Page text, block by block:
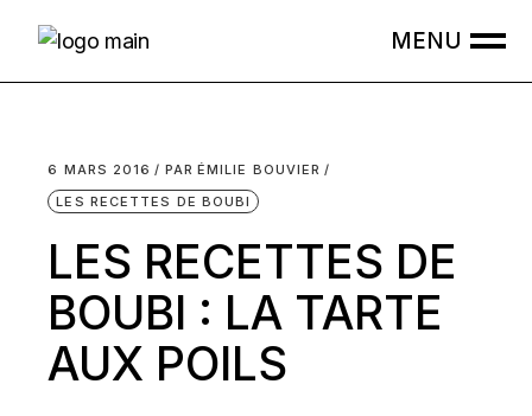
6 MARS 2016 PAR ÉMILIE BOUVIER
LES RECETTES DE BOUBI
LES RECETTES DE
BOUBI : LA TARTE
AUX POILS